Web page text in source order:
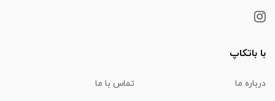
با باتکاپ
درباره ما تماس با ما